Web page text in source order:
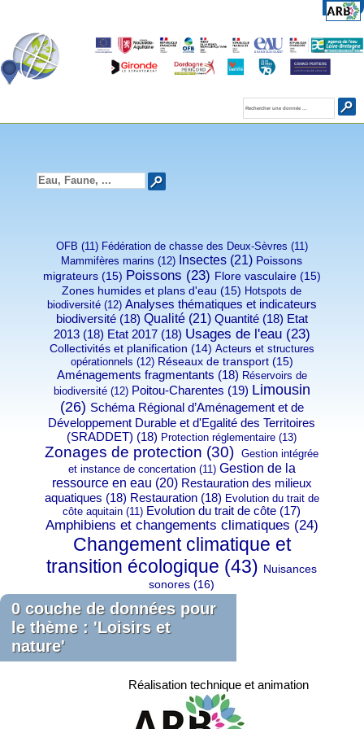
OFB (11) Fédération de chasse des Deux-Sèvres (11)
Mammifères marins (12) Insectes (21) Poissons
migrateurs (15) Poissons (23) Flore vasculaire (15)
Zones humides et plans d'eau (15) Hotspots de
biodiversité (12) Analyses thématiques et indicateurs
biodiversité (18) Qualité (21) Quantité (18) Etat
2013 (18) Etat 2017 (18) Usages de l'eau (23)
Collectivités et planification (14) Acteurs et structures
opérationnels (12) Réseaux de transport (15)
Aménagements fragmentants (18) Réservoirs de
biodiversité (12) Poitou-Charentes (19) Limousin
(26) Schéma Régional d’Aménagement et de
Développement Durable et d'Egalité des Territoires
(SRADDET) (18) Protection réglementaire (13)
Zonages de protection (30) Gestion intégrée
et instance de concertation (11) Gestion de la
ressource en eau (20) Restauration des milieux
aquatiques (18) Restauration (18) Evolution du trait de
côte aquitain (11) Evolution du trait de côte (17)
Amphibiens et changements climatiques (24)
Changement climatique et
transition écologique (43) Nuisances
sonores (16)
0 couche de données pour
le thème : 'Loisirs et
nature'
Réalisation technique et animation